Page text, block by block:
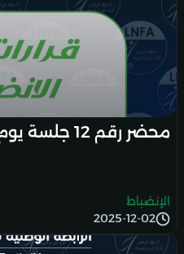
محضر رقم 12 جلسة يوم 01 ديسمبر 2025
2025-12-02
الإنضباط